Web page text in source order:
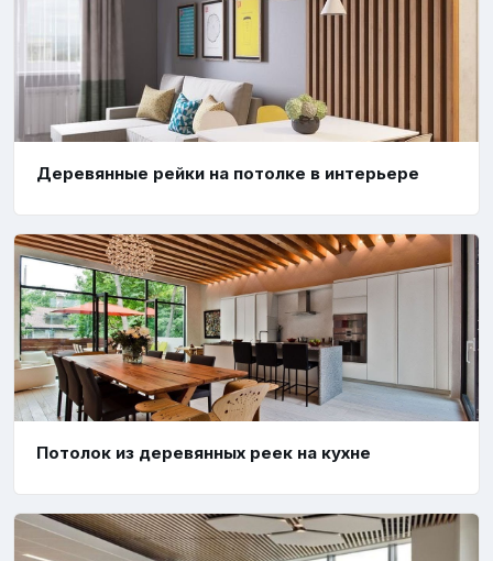
Деревянные рейки на потолке в интерьере
Потолок из деревянных реек на кухне